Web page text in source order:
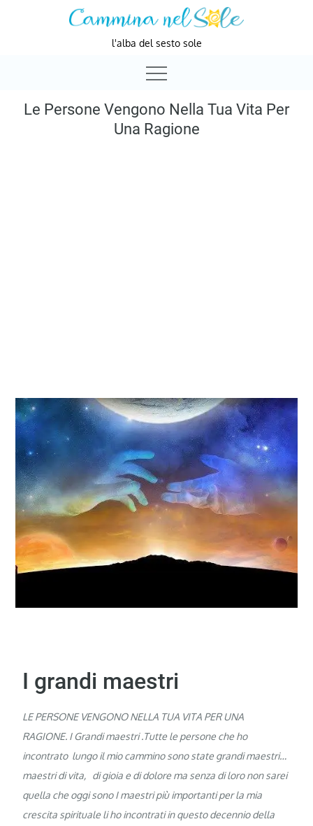
l'alba del sesto sole
Le Persone Vengono Nella Tua Vita Per
Una Ragione
I grandi maestri
LE PERSONE VENGONO NELLA TUA VITA PER UNA
RAGIONE. I Grandi maestri .Tutte le persone che ho
incontrato lungo il mio cammino sono state grandi maestri…
maestri di vita, di gioia e di dolore ma senza di loro non sarei
quella che oggi sono I maestri più importanti per la mia
crescita spirituale li ho incontrati in questo decennio della